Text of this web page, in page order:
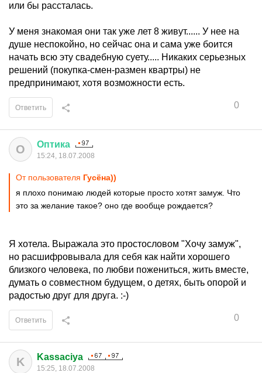
или бы рассталась.
У меня знакомая они так уже лет 8 живут...... У нее на
душе неспокойно, но сейчас она и сама уже боится
начать всю эту свадебную суету..... Никаких серьезных
решений (покупка-смен-размен квартры) не
предпринимают, хотя возможности есть.
0
Ответить
О Оптика
15:24, 18.07.2008
От пользователя Гусёна))
я плохо понимаю людей которые просто хотят замуж. Что
это за желание такое? оно где вообще рождается?
Я хотела. Выражала это простословом "Хочу замуж",
но расшифровывала для себя как найти хорошего
близкого человека, по любви пожениться, жить вместе,
думать о совместном будущем, о детях, быть опорой и
радостью друг для друга. :-)
0
Ответить
K Kassaciya
15:25, 18.07.2008